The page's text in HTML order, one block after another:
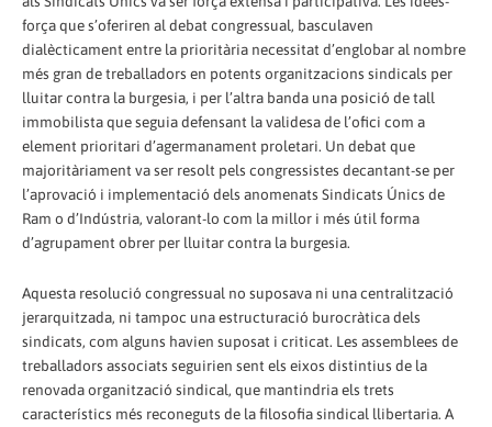
força que s’oferiren al debat congressual, basculaven
dialècticament entre la prioritària necessitat d’englobar al nombre
més gran de treballadors en potents organitzacions sindicals per
lluitar contra la burgesia, i per l’altra banda una posició de tall
immobilista que seguia defensant la validesa de l’ofici com a
element prioritari d’agermanament proletari. Un debat que
majoritàriament va ser resolt pels congressistes decantant-se per
l’aprovació i implementació dels anomenats Sindicats Únics de
Ram o d’Indústria, valorant-lo com la millor i més útil forma
d’agrupament obrer per lluitar contra la burgesia.
Aquesta resolució congressual no suposava ni una centralització
jerarquitzada, ni tampoc una estructuració burocràtica dels
sindicats, com alguns havien suposat i criticat. Les assemblees de
treballadors associats seguirien sent els eixos distintius de la
renovada organització sindical, que mantindria els trets
característics més reconeguts de la filosofia sindical llibertaria. A